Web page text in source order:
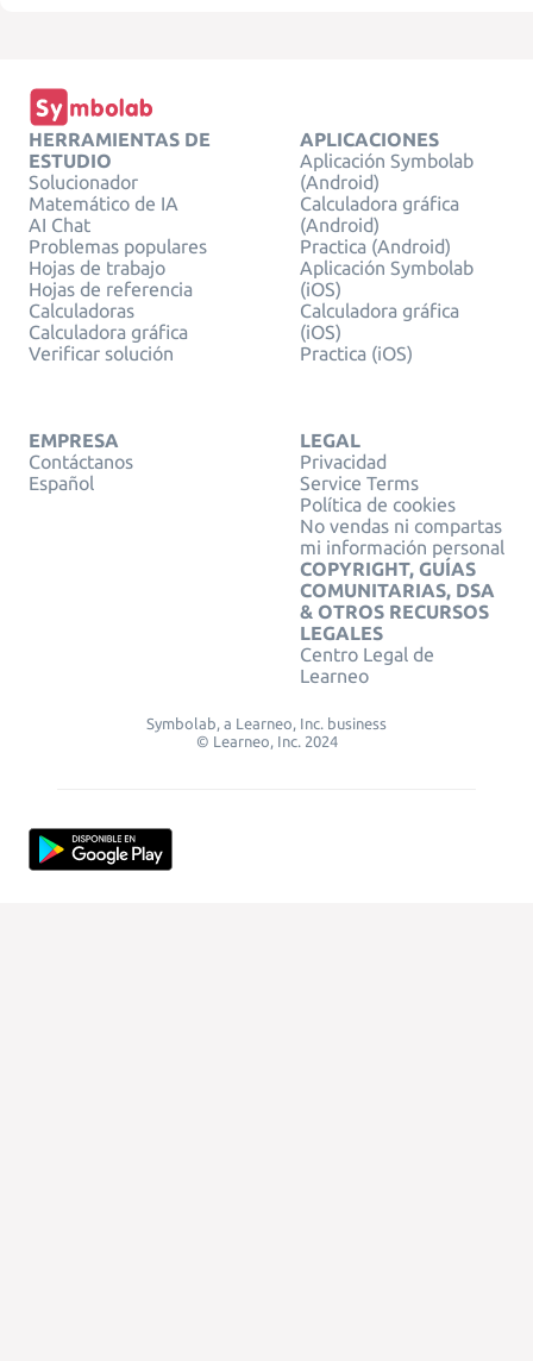
HERRAMIENTAS DE
ESTUDIO
Solucionador
Matemático de IA
AI Chat
Problemas populares
Hojas de trabajo
Hojas de referencia
Calculadoras
Calculadora gráfica
Verificar solución
APLICACIONES
Aplicación Symbolab
(Android)
Calculadora gráfica
(Android)
Practica (Android)
Aplicación Symbolab
(iOS)
Calculadora gráfica
(iOS)
Practica (iOS)
EMPRESA
Contáctanos
Español
LEGAL
Privacidad
Service Terms
Política de cookies
No vendas ni compartas
mi información personal
COPYRIGHT, GUÍAS
COMUNITARIAS, DSA
& OTROS RECURSOS
LEGALES
Centro Legal de
Learneo
Symbolab, a Learneo, Inc. business
© Learneo, Inc. 2024